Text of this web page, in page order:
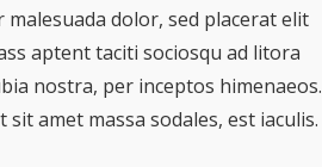
malesuada dolor, sed placerat elit
aptent taciti sociosqu ad litora
nostra, per inceptos himenaeos.
amet massa sodales, est iaculis.